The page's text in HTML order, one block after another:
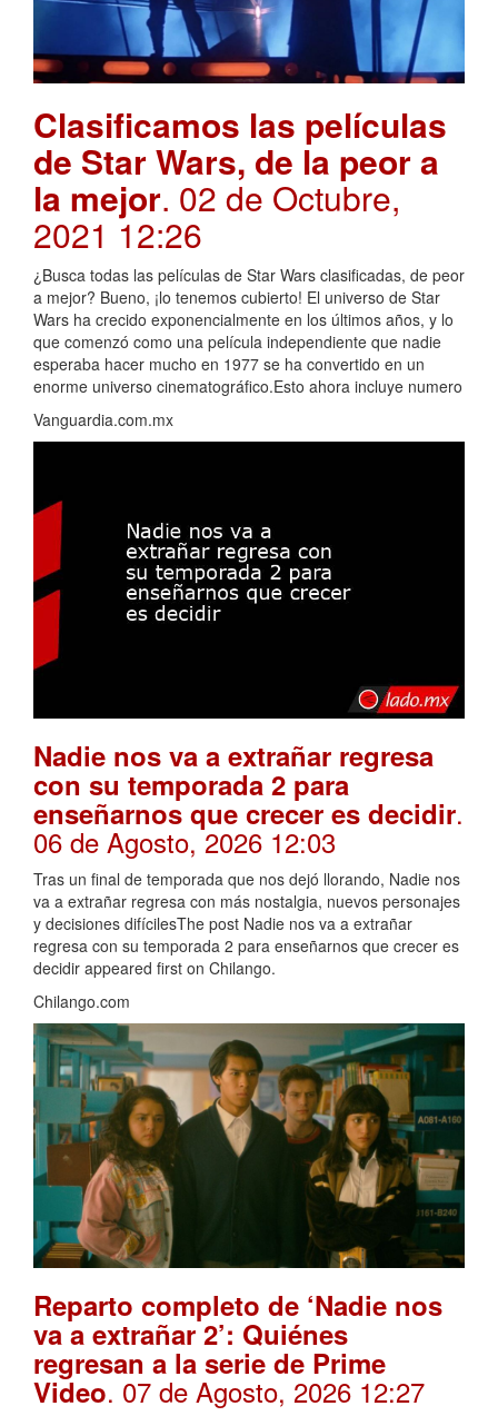
Clasificamos las películas
de Star Wars, de la peor a
la mejor. 02 de Octubre,
2021 12:26
¿Busca todas las películas de Star Wars clasificadas, de peor
a mejor? Bueno, ¡lo tenemos cubierto! El universo de Star
Wars ha crecido exponencialmente en los últimos años, y lo
que comenzó como una película independiente que nadie
esperaba hacer mucho en 1977 se ha convertido en un
enorme universo cinematográfico.Esto ahora incluye numero
Vanguardia.com.mx
Nadie nos va a extrañar regresa
con su temporada 2 para
enseñarnos que crecer es decidir.
06 de Agosto, 2026 12:03
Tras un final de temporada que nos dejó llorando, Nadie nos
va a extrañar regresa con más nostalgia, nuevos personajes
y decisiones difícilesThe post Nadie nos va a extrañar
regresa con su temporada 2 para enseñarnos que crecer es
decidir appeared first on Chilango.
Chilango.com
Reparto completo de ‘Nadie nos
va a extrañar 2’: Quiénes
regresan a la serie de Prime
Video. 07 de Agosto, 2026 12:27